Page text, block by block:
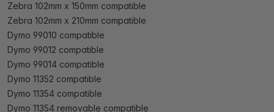
Zebra 102mm x 150mm compatible
Zebra 102mm x 210mm compatible
Dymo 99010 compatible
Dymo 99012 compatible
Dymo 99014 compatible
Dymo 11352 compatible
Dymo 11354 compatible
Dymo 11354 removable compatible